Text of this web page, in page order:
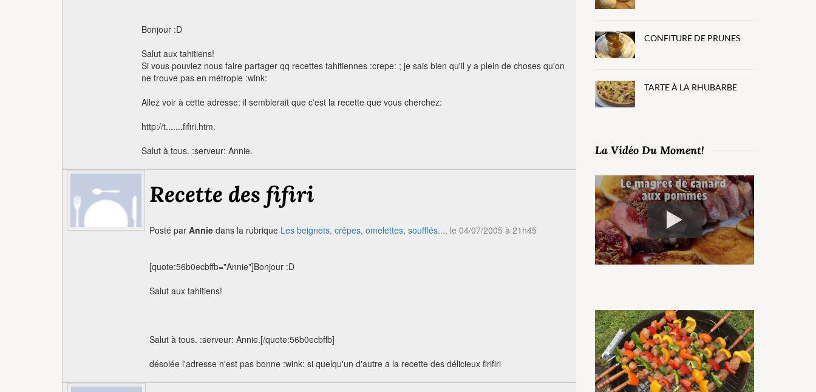
Bonjour :D
Salut aux tahitiens!
Si vous pouviez nous faire partager qq recettes tahitiennes :crepe: ; je sais bien qu'il y a plein de choses qu'on
ne trouve pas en métrople :wink:
Allez voir à cette adresse: il semblerait que c'est la recette que vous cherchez:
http://t.......fifiri.htm.
Salut à tous. :serveur: Annie.
Recette des fifiri
Posté par Annie dans la rubrique Les beignets, crêpes, omelettes, soufflés..., le 04/07/2005 à 21h45
[quote:56b0ecbffb="Annie"]Bonjour :D
Salut aux tahitiens!
Salut à tous. :serveur: Annie.[/quote:56b0ecbffb]
désolée l'adresse n'est pas bonne :wink: si quelqu'un d'autre a la recette des délicieux firifiri
CONFITURE DE PRUNES
TARTE À LA RHUBARBE
La Vidéo Du Moment!